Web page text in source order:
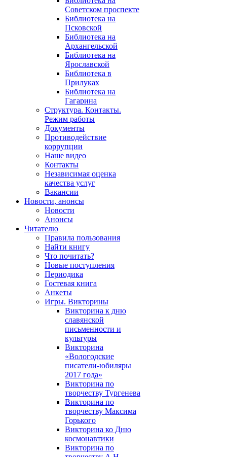
Советском проспекте
Библиотека на
Псковской
Библиотека на
Архангельской
Библиотека на
Ярославской
Библиотека в
Прилуках
Библиотека на
Гагарина
Структура. Контакты.
Режим работы
Документы
Противодействие
коррупции
Наше видео
Контакты
Независимая оценка
качества услуг
Вакансии
Новости, анонсы
Новости
Анонсы
Читателю
Правила пользования
Найти книгу
Что почитать?
Новые поступления
Периодика
Гостевая книга
Анкеты
Игры. Викторины
Викторина к дню
славянской
письменности и
культуры
Викторина
«Вологодские
писатели-юбиляры
2017 года»
Викторина по
творчеству Тургенева
Викторина по
творчеству Максима
Горького
Викторина ко Дню
космонавтики
Викторина по